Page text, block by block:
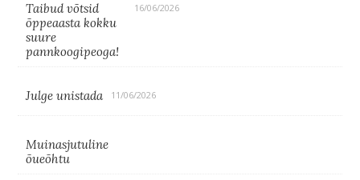
Taibud võtsid
õppeaasta kokku
suure
pannkoogipeoga!
16/06/2026
Julge unistada 11/06/2026
Muinasjutuline
õueõhtu